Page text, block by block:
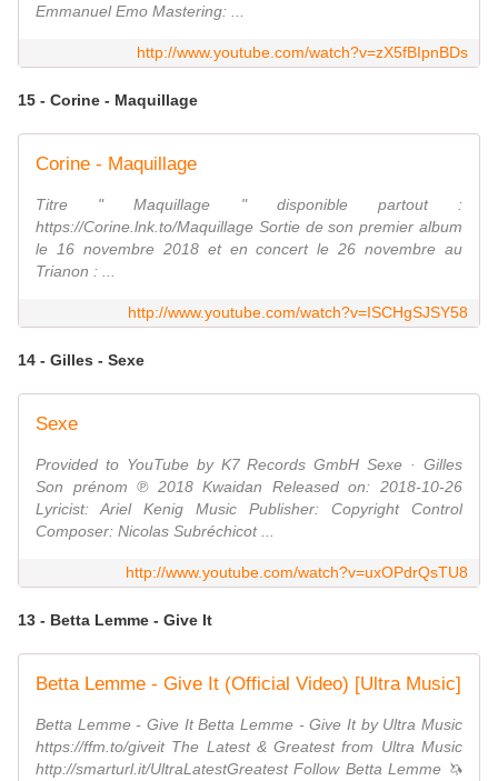
Emmanuel Emo Mastering: ...
http://www.youtube.com/watch?v=zX5fBIpnBDs
15 - Corine - Maquillage
Corine - Maquillage
Titre " Maquillage " disponible partout :
https://Corine.lnk.to/Maquillage Sortie de son premier album
le 16 novembre 2018 et en concert le 26 novembre au
Trianon : ...
http://www.youtube.com/watch?v=ISCHgSJSY58
14 - Gilles - Sexe
Sexe
Provided to YouTube by K7 Records GmbH Sexe · Gilles
Son prénom ℗ 2018 Kwaidan Released on: 2018-10-26
Lyricist: Ariel Kenig Music Publisher: Copyright Control
Composer: Nicolas Subréchicot ...
http://www.youtube.com/watch?v=uxOPdrQsTU8
13 - Betta Lemme - Give It
Betta Lemme - Give It (Official Video) [Ultra Music]
Betta Lemme - Give It Betta Lemme - Give It by Ultra Music
https://ffm.to/giveit The Latest & Greatest from Ultra Music
http://smarturl.it/UltraLatestGreatest Follow Betta Lemme 🦄